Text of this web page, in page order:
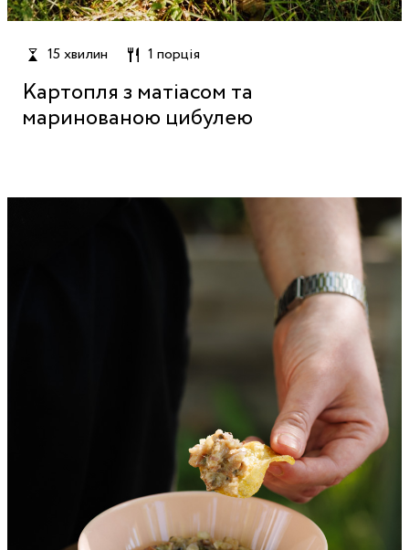
15 хвилин 1 порція
Картопля з матіасом та
маринованою цибулею